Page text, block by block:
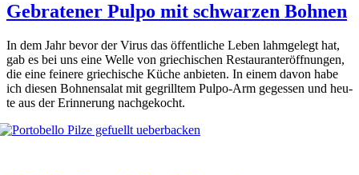
Gebratener Pulpo mit schwarzen Bohnen
In dem Jahr bevor der Virus das öffent­li­che Leben lahm­ge­legt hat,
gab es bei uns eine Wel­le von grie­chi­schen Restau­rant­er­öff­nun­gen,
die eine fei­ne­re grie­chi­sche Küche anbie­ten. In einem davon habe
ich die­sen Boh­nen­sa­lat mit gegrill­tem Pul­po-Arm geges­sen und heu­
te aus der Erin­ne­rung nach­ge­kocht.